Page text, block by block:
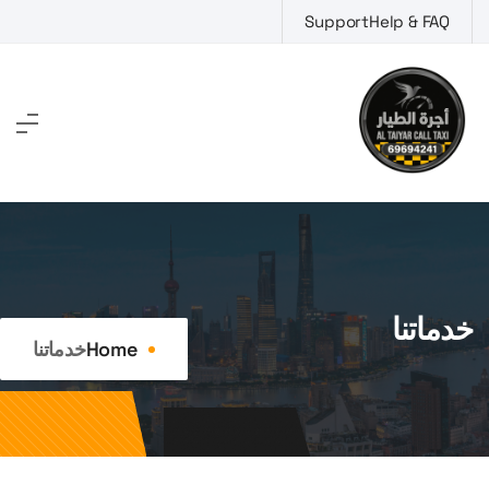
Help & FAQ
Support
خدماتنا
Homeخدماتنا